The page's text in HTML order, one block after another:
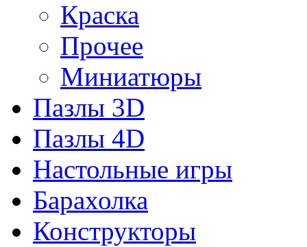
Краска
Прочее
Миниатюры
Пазлы 3D
Пазлы 4D
Настольные игры
Барахолка
Конструкторы